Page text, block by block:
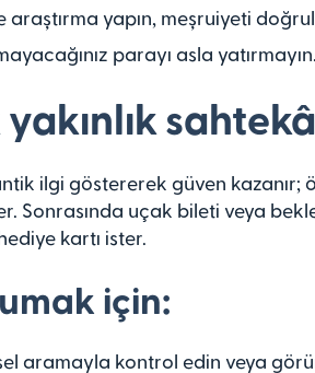
yapın, meşruiyeti
parayı asla yatırmayın.
ilgi göstererek güven kazanır;
Sonrasında uçak bileti veya
kartı ister.
için:
aramayla kontrol edin veya